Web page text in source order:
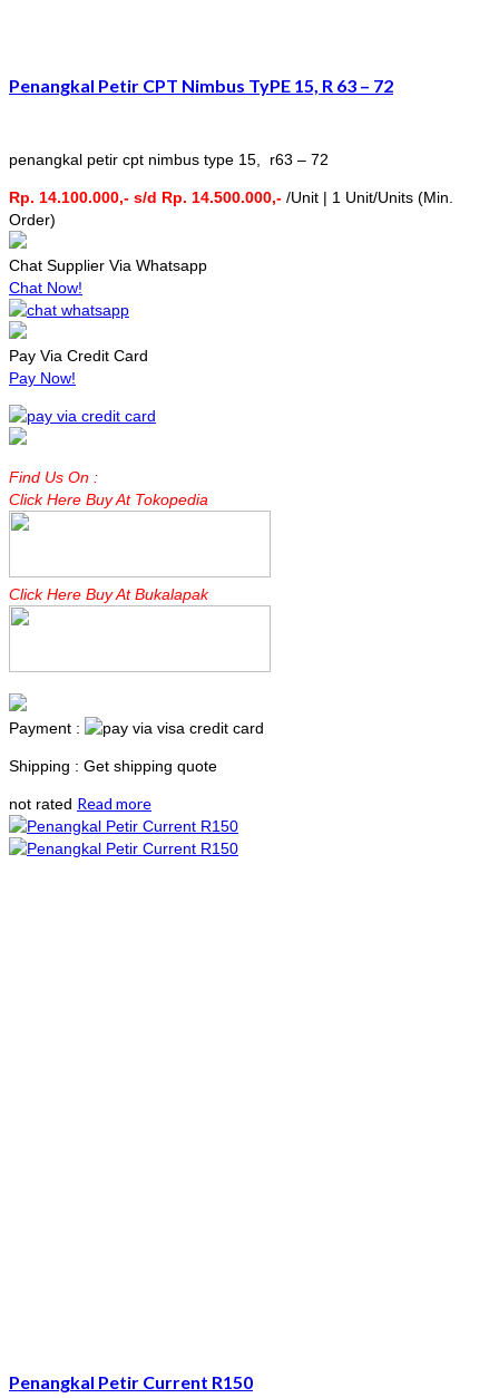
Penangkal Petir CPT Nimbus TyPE 15, R 63 – 72
penangkal petir cpt nimbus type 15, r63 – 72
Rp. 14.100.000,- s/d Rp. 14.500.000,- /Unit | 1 Unit/Units (Min.
Order)
Chat Supplier Via Whatsapp
Chat Now!
Pay Via Credit Card
Pay Now!
Find Us On :
Click Here Buy At Tokopedia
Click Here Buy At Bukalapak
Payment :
Shipping : Get shipping quote
not rated Read more
Penangkal Petir Current R150